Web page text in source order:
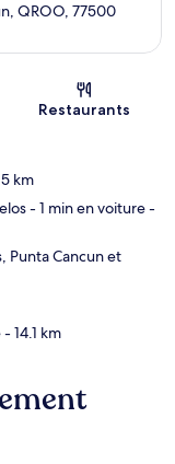
QROO, 77500
Restaurants
km
- 1 min en voiture-
Punta Cancun et
- 14.1 km